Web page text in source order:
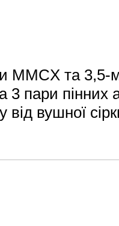
MMCX та
3 пари пінних
від вушної